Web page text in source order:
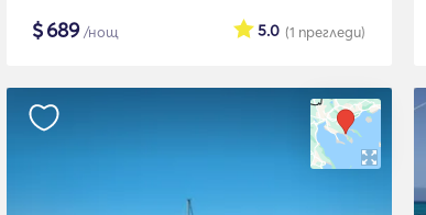
$689/нощ (1 прегледи)
5.0